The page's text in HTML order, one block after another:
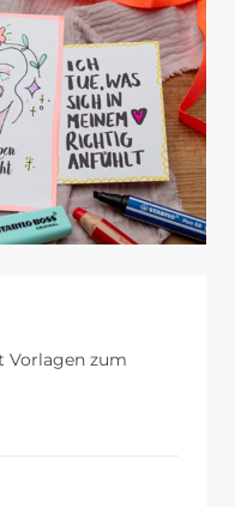
Vorlagen zum